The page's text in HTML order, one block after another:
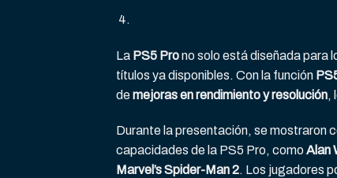
La PS5 Prono solo está diseñada para
títulos ya disponibles. Con la función
demejoras en rendimiento y resolución,
Durante la presentación, se mostraron
capacidades de la PS5 Pro, comoAlan
Marvel’s Spider-Man 2. Los jugadores